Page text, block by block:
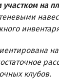
и
Стрелке
участком на
на
клубов.